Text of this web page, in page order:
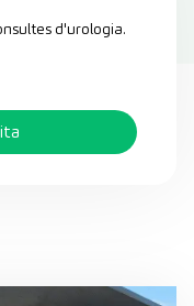
d'urologia.